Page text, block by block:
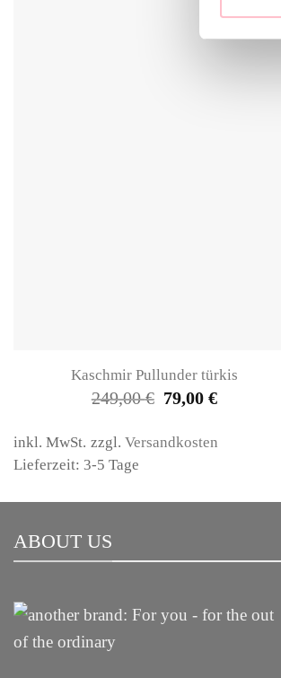
Kaschmir Pullunder türkis
249,00€ Ursprünglicher
Preis
249,00 €
79,00 €Aktueller
79,00 €.
inkl. MwSt. zzgl. Versandkosten
Lieferzeit: 3-5 Tage
ABOUT US